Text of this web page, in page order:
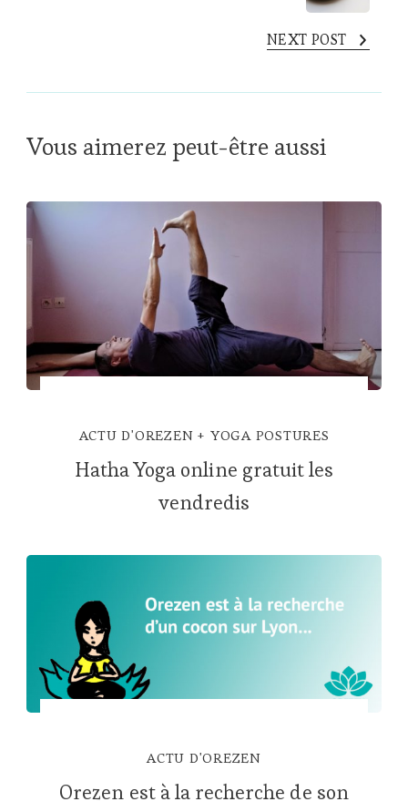
NEXT POST
Vous aimerez peut-être aussi
ACTU D'OREZEN YOGA POSTURES
Hatha Yoga online gratuit les
vendredis
ACTU D'OREZEN
Orezen est à la recherche de son